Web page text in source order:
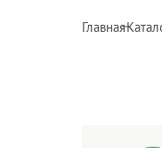
Главная